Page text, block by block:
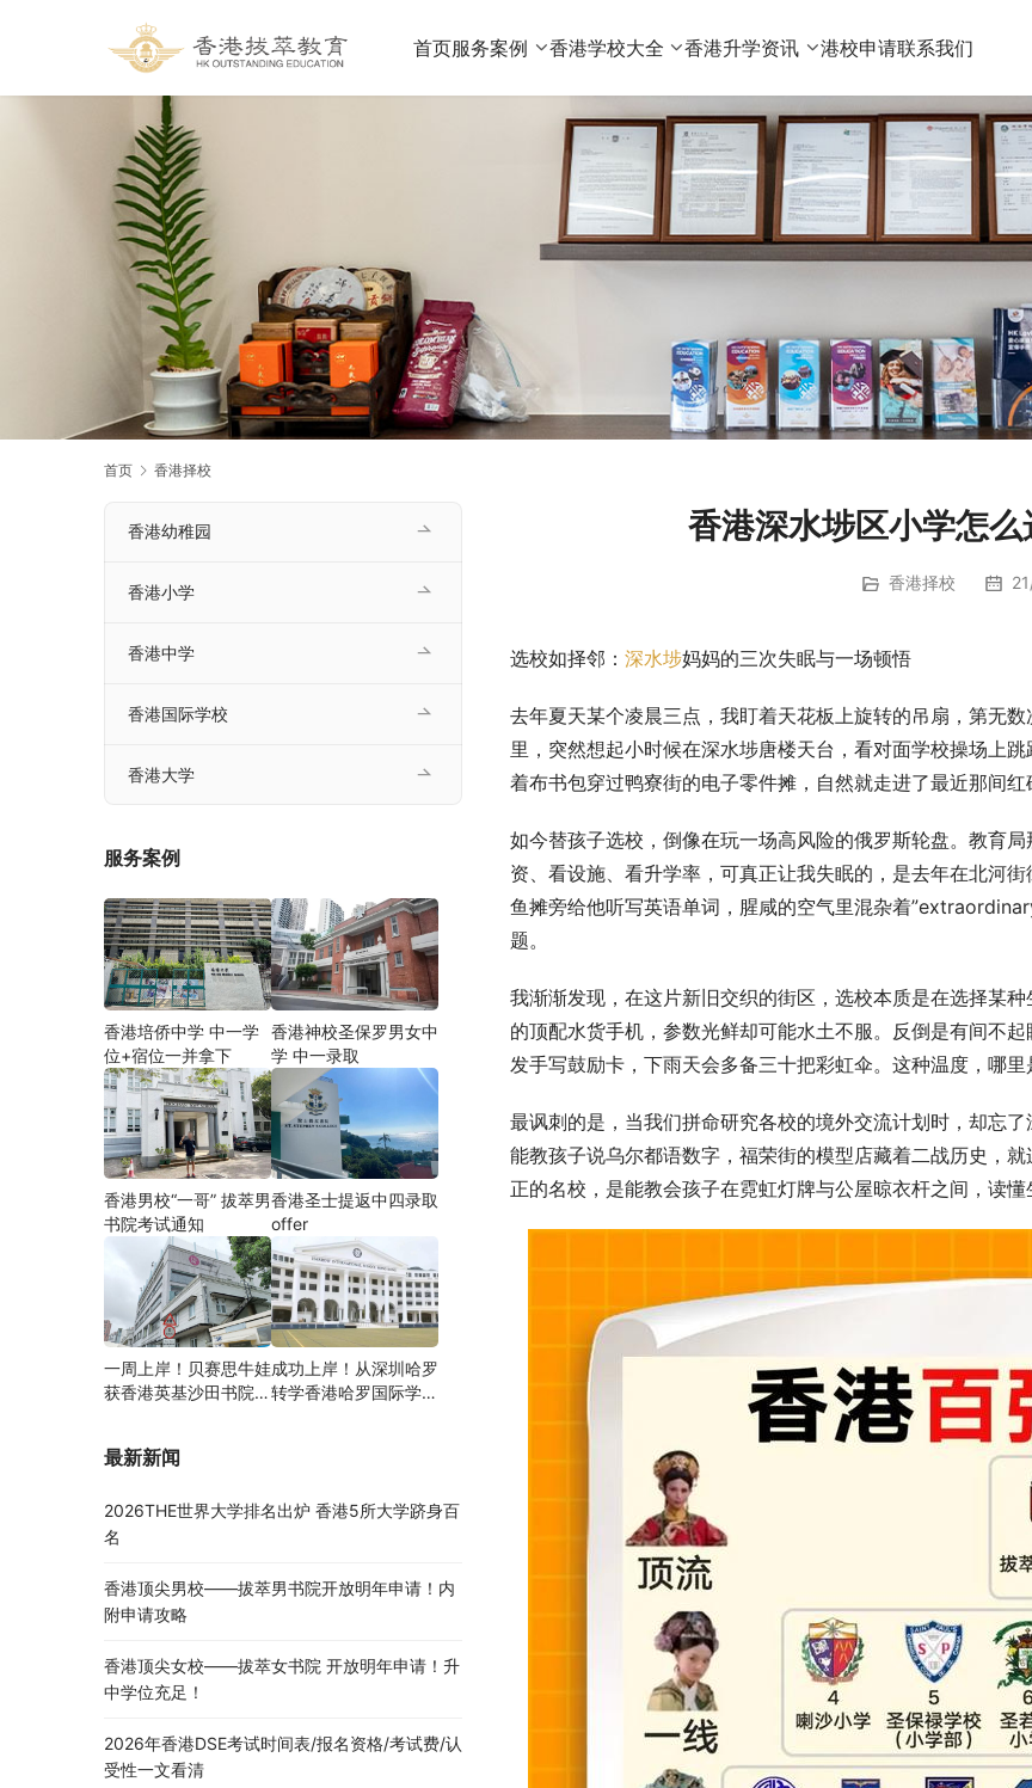
首页服务案例 香港学校大全 香港升学资讯 港校申请联系我们
首页 香港择校
香港深水埗区小学怎么
香港择校
选校如择邻： 深水埗妈妈的三次失眠与一场顿悟
去年夏天某个凌晨三点，我盯着天花板上旋转的吊扇，第无
里，突然想起小时候在深水埗唐楼天台，看对面学校操场上
着布书包穿过鸭寮街的电子零件摊，自然就走进了最近那间红
如今替孩子选校，倒像在玩一场高风险的俄罗斯轮盘。教育
资、看设施、看升学率，可真正让我失眠的，是去年在北河
鱼摊旁给他听写英语单词，腥咸的空气里混杂着
题。
我渐渐发现，在这片新旧交织的街区，选校本质是在选择某
的顶配水货手机，参数光鲜却可能水土不服。反倒是有间不起
发手写鼓励卡，下雨天会多备三十把彩虹伞。这种温度，哪里
最讽刺的是，当我们拼命研究各校的境外交流计划时，却忘
能教孩子说乌尔都语数字，福荣街的模型店藏着二战历史，
正的名校，是能教会孩子在霓虹灯牌与公屋晾衣杆之间，读懂
香港幼稚园
香港小学
香港中学
香港国际学校
香港大学
服务案例
香港培侨中学 中一学
位+宿位一并拿下
香港神校圣保罗男女中
学 中一录取
香港男校“一哥” 拔萃男
书院考试通知
香港圣士提返中四录取
offer
一周上岸！贝赛思牛娃
获香港英基沙田书院录
成功上岸！从深圳哈罗
转学香港哈罗国际学
最新新闻
2026THE世界大学排名出炉 香港5所大学跻身百
名
香港顶尖男校——拔萃男书院开放明年申请！内
附申请攻略
香港顶尖女校——拔萃女书院 开放明年申请！升
中学位充足！
2026年香港DSE考试时间表/报名资格/考试费/认
受性一文看清